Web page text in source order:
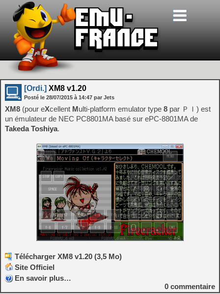
[Ordi.] XM8 v1.20
Posté le 28/07/2015 à 14:47 par Jets
XM8 (pour eXcellent Multi-platform emulator type 8 par ＰＩ) est
un émulateur de NEC PC8801MA basé sur ePC-8801MA de
Takeda Toshiya.
Télécharger XM8 v1.20 (3,5 Mo)
Site Officiel
En savoir plus…
0 commentaire